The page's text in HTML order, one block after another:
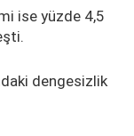
ise yüzde 4,5
dengesizlik